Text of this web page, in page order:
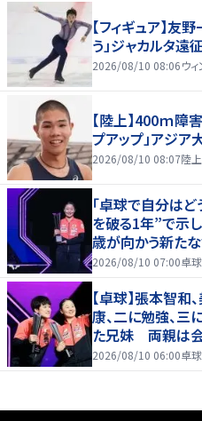
【フィギュア】友
う」ジャカルタ
2026/08/10 08:06ウ
【陸上】400ｍ障
プアップ」アジ
2026/08/10 08:07陸上
「卓球で自分は
を破る1年”で示
歳が向かう新た
2026】
2026/08/10 07:00卓球
【卓球】張本智
康、二に勉強、三
た兄妹 両親は
2026/08/10 06:00卓球